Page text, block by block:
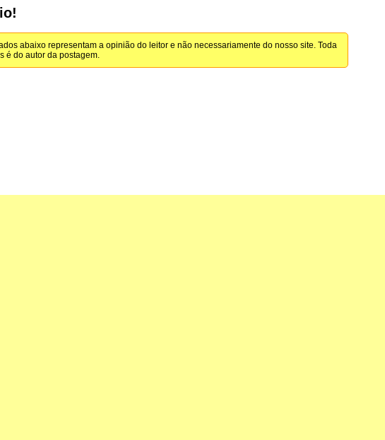
abaixo representam a opinião do leitor e não necessariamente do nosso site. Toda
é do autor da postagem.